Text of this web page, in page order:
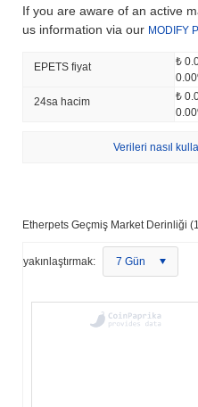
If you are aware of an active
us information via our MODIFY
EPETS fiyat
₺
24sa hacim
₺
Verileri nasıl
Etherpets Geçmiş Market Derinliği
yakınlaştırmak: 7 Gün